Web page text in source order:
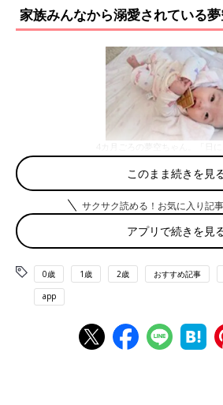
親子で登場しています。
家族みんなから溺愛されている
4カ月ごろの夢空ちゃん。「日に
に似てきたな～と思っていまし
さん（画像は辻希美さん
――夢空ちゃんが誕生してからの育児や
教えてください。
われるのですが、三男から7年ぶりの赤ち
で、5人目とはいえ、かなりいろいろな
ッズも変わってきているので、情報収集
このまま続きを見
サクサク読める！お気に入り記
アプリで続きを見
0歳 1歳 2歳 おすすめ記事
app